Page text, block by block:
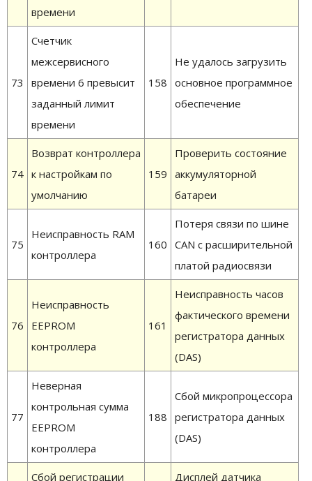
времени
73
Счетчик
межсервисного
времени 6 превысит
заданный лимит
времени
158
Не удалось загрузить
основное программное
обеспечение
74
Возврат контроллера
к настройкам по
умолчанию
159
Проверить состояние
аккумуляторной
батареи
75
Неисправность RAM
контроллера
160
Потеря связи по шине
CAN с расширительной
платой радиосвязи
76
Неисправность
EEPROM
контроллера
161
Неисправность часов
фактического времени
регистратора данных
(DAS)
77
Неверная
контрольная сумма
EEPROM
контроллера
188
Сбой микропроцессора
регистратора данных
(DAS)
Сбой регистрации Дисплей датчика